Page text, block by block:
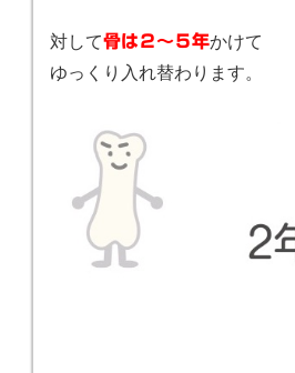
対して骨は２〜５年かけて
ゆっくり入れ替わります。